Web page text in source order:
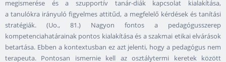
megismerése és a szupportív tanár-diák kapcsolat kialakítása,
a tanulókra irányuló figyelmes attitűd, a megfelelő kérdések és tanítási
stratégiák. (Uo., 81.) Nagyon fontos a pedagógusszerep
kompetenciahatárainak pontos kialakítása és a szakmai etikai elvárások
betartása. Ebben a kontextusban ez azt jelenti, hogy a pedagógus nem
terapeuta. Pontosan ismernie kell az osztálytermi keretek között